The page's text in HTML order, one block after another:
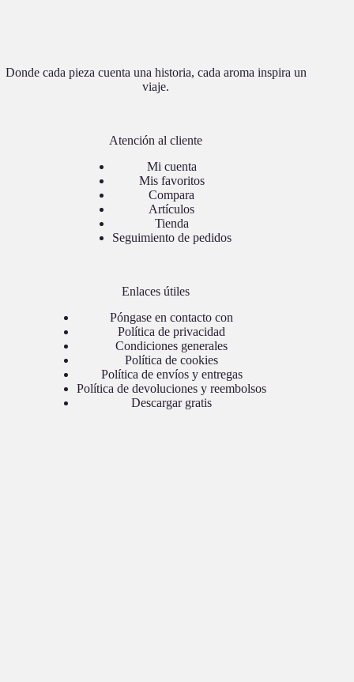
Donde cada pieza cuenta una historia, cada aroma inspira un
viaje.
Atención al cliente
Mi cuenta
Mis favoritos
Compara
Artículos
Tienda
Seguimiento de pedidos
Enlaces útiles
Póngase en contacto con
Política de privacidad
Condiciones generales
Política de cookies
Política de envíos y entregas
Política de devoluciones y reembolsos
Descargar gratis